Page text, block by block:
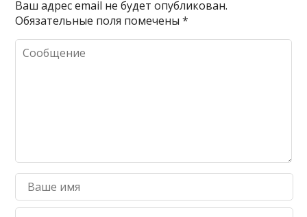
Ваш адрес email не будет опубликован.
Обязательные поля помечены*